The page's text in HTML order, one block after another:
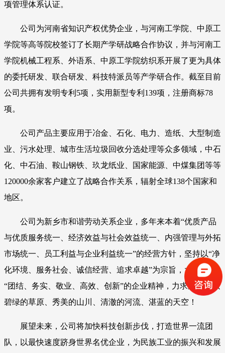
项管理体系认证。
公司为河南省知识产权优势企业，与河南工学院、中原工
学院等高等院校签订了长期产学研战略合作协议，并与河南工
学院机械工程系、外语系、中原工学院纺织系开展了更为具体
的委托研发、联合研发、科技特派员等产学研合作。截至目前
公司共拥有发明专利5项，实用新型专利139项，注册商标78
项。
公司产品主要应用于冶金、石化、电力、造纸、大型制造
业、污水处理、城市生活垃圾回收分选处理等众多领域，中石
化、中石油、鞍山钢铁、玖龙纸业、国家能源、中煤集团等等
120000余家客户建立了战略合作关系，辐射全球138个国家和
地区。
公司为新乡市和谐劳动关系企业，多年来本着“优质产品
与优质服务统一、经济效益与社会效益统一、内强管理与外拓
市场统一、员工利益与企业利益统一”的经营方针，坚持以“净
化环境、服务社会、诚信经营、追求卓越”为宗旨，大力弘扬
“团结、务实、敬业、高效、创新”的企业精神，力求还世界以
碧绿的草原、秀美的山川、清澈的河流、湛蓝的天空！
展望未来，公司将加快科技创新步伐，打造世界一流团
队，以最快速度跻身世界名优企业，为民族工业的振兴和发展